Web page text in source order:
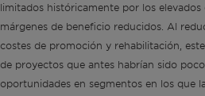
limitados históricamente por los
márgenes de beneficio reducidos. Al
costes de promoción y rehabilitación,
de proyectos que antes habrían sido
oportunidades en segmentos en los que